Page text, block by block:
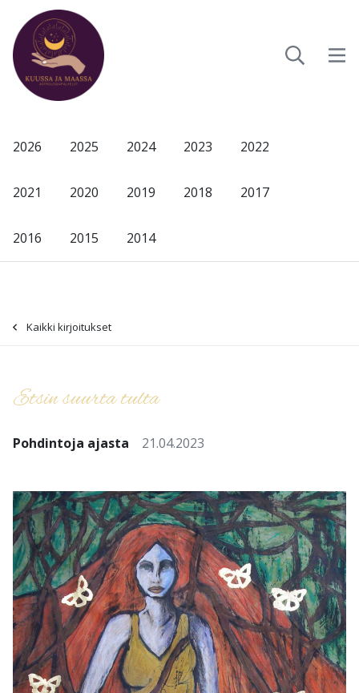
2026 2025 2024 2023 2022
2021 2020 2019 2018 2017
2016 2015 2014
Kaikki kirjoitukset
Etsin suurta tulta
Pohdintoja ajasta 21.04.2023